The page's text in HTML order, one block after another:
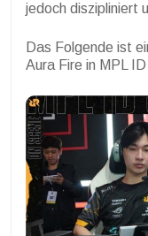
jedoch diszipliniert
Das Folgende ist
Aura Fire in MPL ID